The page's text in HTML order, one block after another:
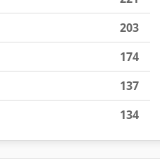
203
174
137
134